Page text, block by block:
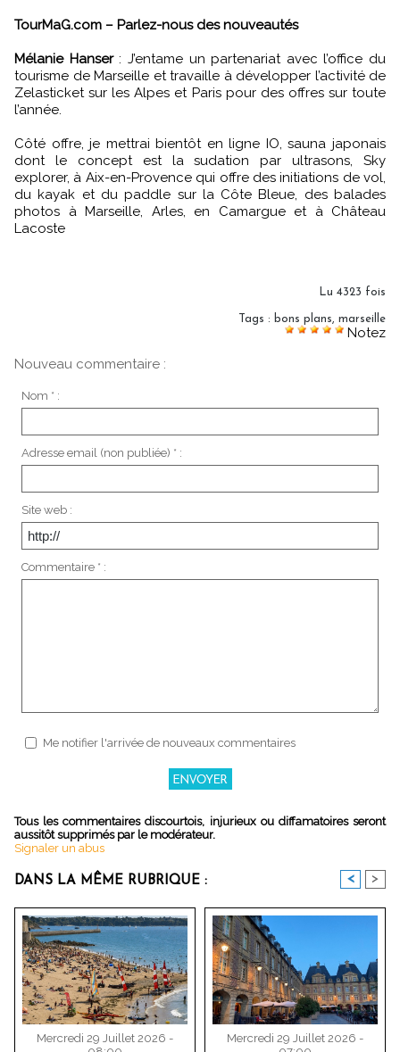
TourMaG.com – Parlez-nous des nouveautés
Mélanie Hanser: J’entame un partenariat avec l’office du
tourisme de Marseille et travaille à développer l’activité de
Zelasticket sur les Alpes et Paris pour des offres sur toute
l’année.
Côté offre, je mettrai bientôt en ligne IO, sauna japonais
dont le concept est la sudation par ultrasons, Sky
explorer, à Aix-en-Provence qui offre des initiations de vol,
du kayak et du paddle sur la Côte Bleue, des balades
photos à Marseille, Arles, en Camargue et à Château
Lacoste
Lu 4323 fois
Tags : bons plans, marseille
Notez
Nouveau commentaire :
Nom * :
Adresse email (non publiée) * :
Site web :
Commentaire * :
Me notifier l'arrivée de nouveaux commentaires
Tous les commentaires discourtois, injurieux ou diffamatoires seront
aussitôt supprimés par le modérateur.
Signaler un abus
DANS LA MÊME RUBRIQUE : < >
Mercredi 29 Juillet 2026 -
Mercredi 29 Juillet 2026 -